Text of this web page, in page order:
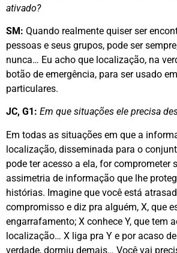
ativado?
SM: Quando realmente quiser ser
pessoas e seus grupos, pode ser
nunca… Eu acho que localização, na
botão de emergência, para ser usado
particulares.
JC, G1: Em que situações ele precisa
Em todas as situações em que a
localização, disseminada para o
pode ter acesso a ela, for comprometer
assimetria de informação que lhe
histórias. Imagine que você está
compromisso e diz pra alguém, X, que
engarrafamento; X conhece Y, que tem
localização… X liga pra Y e por acaso
verdade, dormiu demais… Você vai